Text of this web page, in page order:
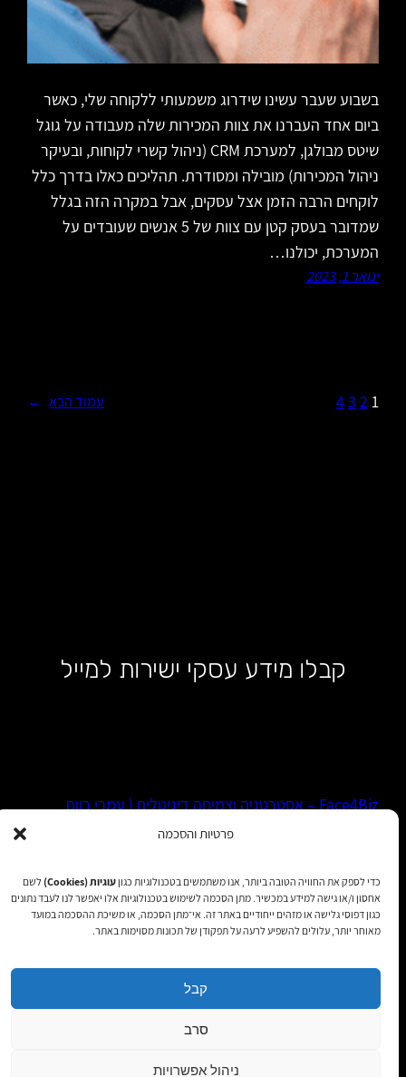
פרטיות והסכמה
כדי לספק את החוויה הטובה ביותר, אנו משתמשים בטכנולוגיות כגוןעוגיות (Cookies)
לשם
אחסון ו/או גישה למידע במכשיר. מתן הסכמה לשימוש בטכנולוגיות אלו יאפשר לנו לעבד נתונים
כגון דפוסי גלישה או מזהים ייחודיים באתר זה. אי־מתן הסכמה, או משיכת ההסכמה במועד
מאוחר יותר, עלולים להשפיע לרעה על תפקודן של תכונות מסוימות באתר.
קבל
סרב
ניהול אפשרויות
בשבוע שעבר עשינו שידרוג משמעותי ללקוחה שלי, כאשר
ביום אחד העברנו את צוות המכירות שלה מעבודה על גוגל
שיטס מבולגן, למערכת CRM (ניהול קשרי לקוחות, ובעיקר
ניהול המכירות) מובילה ומסודרת. תהליכים כאלו בדרך כלל
לוקחים הרבה הזמן אצל עסקים, אבל במקרה הזה בגלל
שמדובר בעסק קטן עם צוות של 5 אנשים שעובדים על
המערכת, יכולנו…
ינואר 1, 2023
1
2
3
4 עמוד הבא →
קבלו מידע עסקי ישירות למייל
Face4Biz – אסטרטגיה וצמיחה דיגיטלית | עמרי רווח
הצהרת נגישות|מדיניות פרטיות|תקנון שימוש| כל הזכויות